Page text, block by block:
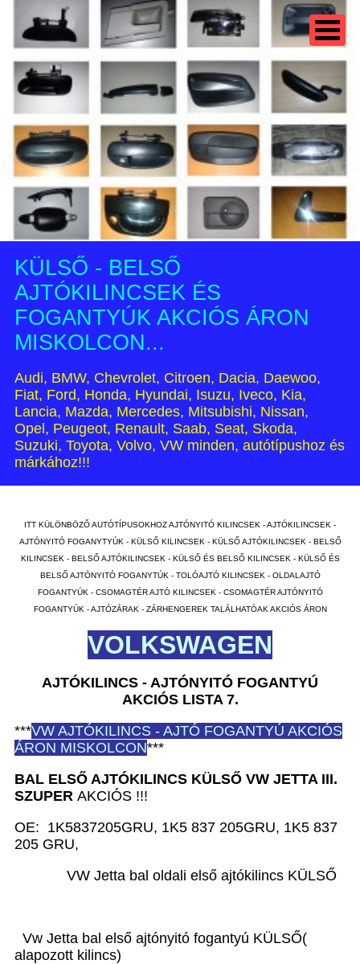
KÜLSŐ - BELSŐ
AJTÓKILINCSEK ÉS
FOGANTYÚK AKCIÓS ÁRON
MISKOLCON...
Audi, BMW, Chevrolet, Citroen, Dacia, Daewoo,
Fiat, Ford, Honda, Hyundai, Isuzu, Iveco, Kia,
Lancia, Mazda, Mercedes, Mitsubishi, Nissan,
Opel, Peugeot, Renault, Saab, Seat, Skoda,
Suzuki, Toyota, Volvo, VW minden, autótípushoz és
márkához!!!
ITT KÜLÖNBÖZŐ AUTÓTÍPUSOKHOZ AJTÓNYITÓ KILINCSEK - AJTÓKILINCSEK -
AJTÓNYITÓ FOGANYTYÚK - KÜLSŐ KILINCSEK - KÜLSŐ AJTÓKILINCSEK - BELSŐ
KILINCSEK - BELSŐ AJTÓKILINCSEK - KÜLSŐ ÉS BELSŐ KILINCSEK - KÜLSŐ ÉS
BELSŐ AJTÓNYITÓ FOGANYTÚK - TOLÓAJTÓ KILINCSEK - OLDALAJTÓ
FOGANTYÚK - CSOMAGTÉR AJTÓ KILINCSEK - CSOMAGTÉR AJTÓNYITÓ
FOGANTYÚK - AJTÓZÁRAK - ZÁRHENGEREK TALÁLHATÓAK AKCIÓS ÁRON
VOLKSWAGEN
AJTÓKILINCS - AJTÓNYITÓ FOGANTYÚ
AKCIÓS LISTA 7.
***VW AJTÓKILINCS - AJTÓ FOGANTYÚ AKCIÓS
ÁRON MISKOLCON***
BAL ELSŐ AJTÓKILINCS KÜLSŐ VW JETTA III.
SZUPER AKCIÓS !!!
OE: 1K5837205GRU, 1K5 837 205GRU, 1K5 837
205 GRU,
VW Jetta bal oldali első ajtókilincs KÜLSŐ
Vw Jetta bal első ajtónyitó fogantyú KÜLSŐ(
alapozott kilincs)